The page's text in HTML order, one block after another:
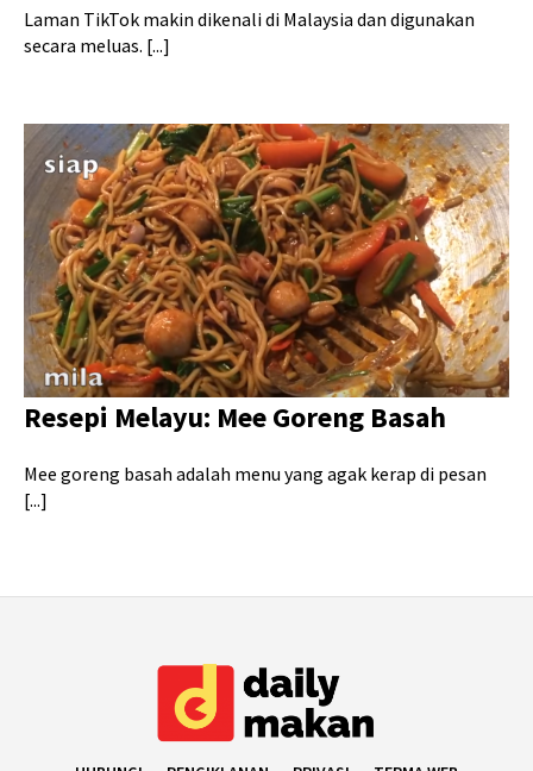
Laman TikTok makin dikenali di Malaysia dan digunakan
secara meluas. [...]
Resepi Melayu: Mee Goreng Basah
Mee goreng basah adalah menu yang agak kerap di pesan
[...]